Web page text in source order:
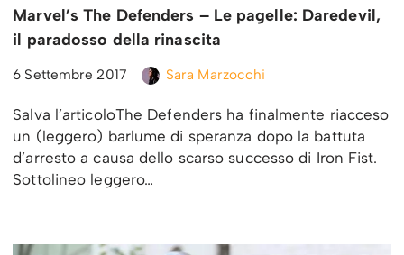
Marvel’s The Defenders – Le pagelle: Daredevil,
il paradosso della rinascita
6 Settembre 2017 Sara Marzocchi
Salva l’articoloThe Defenders ha finalmente riacceso
un (leggero) barlume di speranza dopo la battuta
d’arresto a causa dello scarso successo di Iron Fist.
Sottolineo leggero…